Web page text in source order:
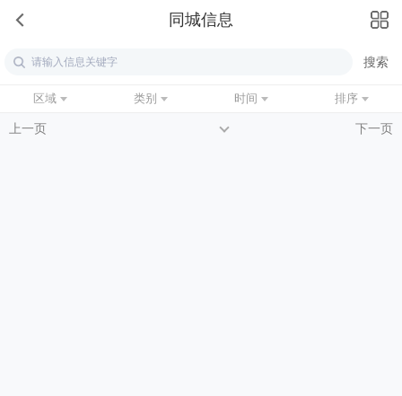
同城信息
区域 类别 时间 排序
上一页 下一页